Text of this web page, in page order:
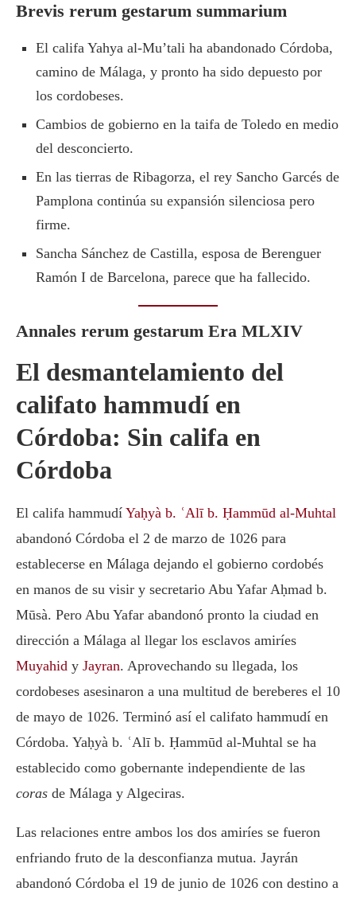
Brevis rerum gestarum summarium
El califa Yahya al-Mu’tali ha abandonado Córdoba,
camino de Málaga, y pronto ha sido depuesto por
los cordobeses.
Cambios de gobierno en la taifa de Toledo en medio
del desconcierto.
En las tierras de Ribagorza, el rey Sancho Garcés de
Pamplona continúa su expansión silenciosa pero
firme.
Sancha Sánchez de Castilla, esposa de Berenguer
Ramón I de Barcelona, parece que ha fallecido.
Annales rerum gestarum Era MLXIV
El desmantelamiento del
califato hammudí en
Córdoba: Sin califa en
Córdoba
El califa hammudí Yaḥyà b. ʿAlī b. Ḥammūd al-Muhtal
abandonó Córdoba el 2 de marzo de 1026 para
establecerse en Málaga dejando el gobierno cordobés
en manos de su visir y secretario Abu Yafar Aḥmad b.
Mūsà. Pero Abu Yafar abandonó pronto la ciudad en
dirección a Málaga al llegar los esclavos amiríes
Muyahid y Jayran. Aprovechando su llegada, los
cordobeses asesinaron a una multitud de bereberes el 10
de mayo de 1026. Terminó así el califato hammudí en
Córdoba. Yaḥyà b. ʿAlī b. Ḥammūd al-Muhtal se ha
establecido como gobernante independiente de las
coras de Málaga y Algeciras.
Las relaciones entre ambos los dos amiríes se fueron
enfriando fruto de la desconfianza mutua. Jayrán
abandonó Córdoba el 19 de junio de 1026 con destino a